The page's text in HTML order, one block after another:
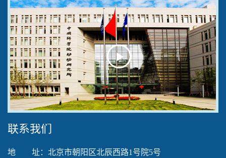
Play
Video
联系我们
地 址：北京市朝阳区北辰西路1号院5号